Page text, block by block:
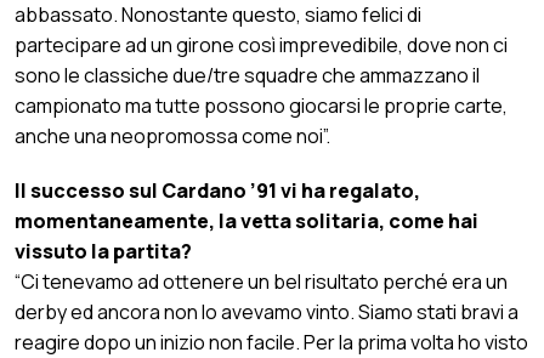
abbassato. Nonostante questo, siamo felici di
partecipare ad un girone così imprevedibile, dove non ci
sono le classiche due/tre squadre che ammazzano il
campionato ma tutte possono giocarsi le proprie carte,
anche una neopromossa come noi”.
Il successo sul Cardano ’91 vi ha regalato,
momentaneamente, la vetta solitaria, come hai
vissuto la partita?
“Ci tenevamo ad ottenere un bel risultato perché era un
derby ed ancora non lo avevamo vinto. Siamo stati bravi a
reagire dopo un inizio non facile. Per la prima volta ho visto